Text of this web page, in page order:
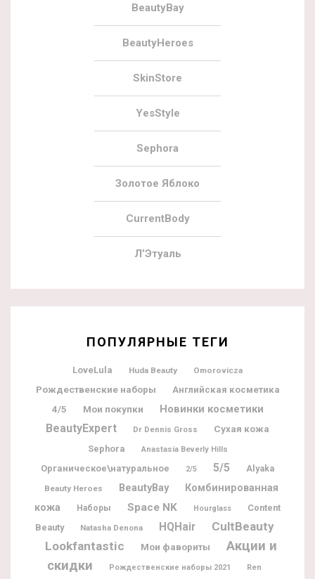
BeautyBay
BeautyHeroes
SkinStore
YesStyle
Sephora
Золотое Яблоко
CurrentBody
Л’Этуаль
ПОПУЛЯРНЫЕ ТЕГИ
LoveLula Huda Beauty Omorovicza
Рождественские наборы
Английская косметика
4/5
Мои покупки Новинки косметики
BeautyExpert Dr Dennis Gross
Сухая кожа
Sephora
Anastasia Beverly Hills
Органическое\натуральное 2/5 5/5 Alyaka
Beauty Heroes BeautyBay
Комбинированная
кожа
Наборы Space NK Hourglass
Content
Beauty
Natasha Denona HQHair
CultBeauty
Lookfantastic
Мои фавориты
Акции и
скидки
Рождественские наборы 2021 Ren